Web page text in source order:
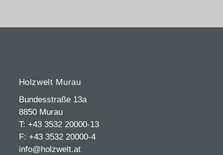
Holzwelt Murau
Bundesstraße 13a
8850 Murau
T: +43 3532 20000-13
F: +43 3532 20000-4
info@holzwelt.at